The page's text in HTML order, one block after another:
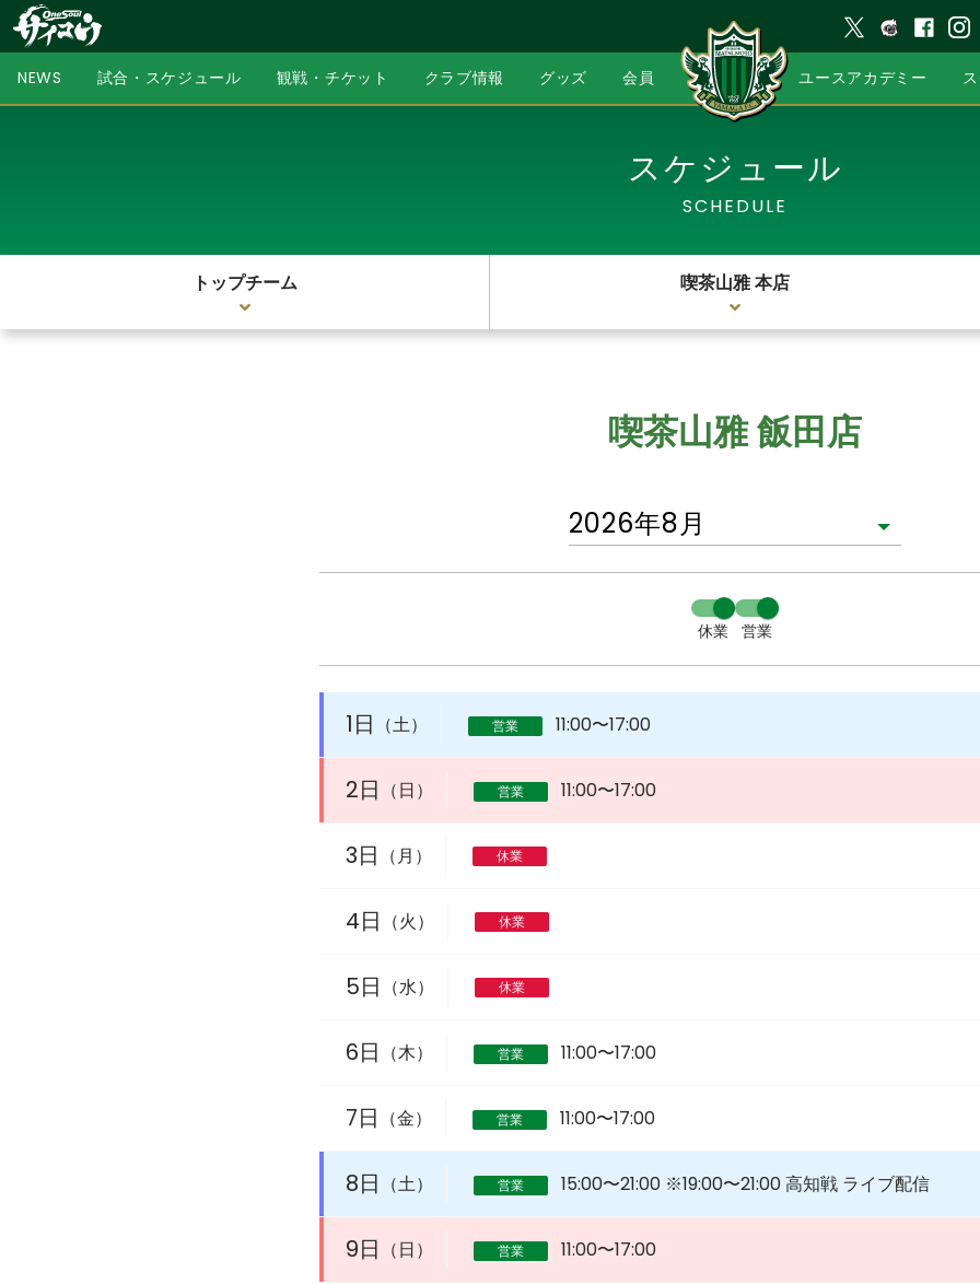
NEWS 試合・スケジュール 観戦・チケット クラブ情報 グッズ 会員 ユースアカデミー
スケジュール
SCHEDULE
トップチーム 喫茶山雅 本店
喫茶山雅 飯田店
休業 営業
1日 （土） 営業 11:00〜17:00
2日 （日） 営業 11:00〜17:00
3日 （月） 休業
4日 （火） 休業
5日 （水） 休業
6日 （木） 営業 11:00〜17:00
7日 （金） 営業 11:00〜17:00
8日 （土） 営業 15:00〜21:00 ※19:00〜21:00 高知戦 ライブ配信
9日 （日） 営業 11:00〜17:00